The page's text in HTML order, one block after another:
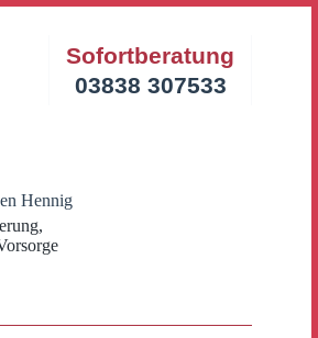
Hennig
Sofortberatung
03838 307533